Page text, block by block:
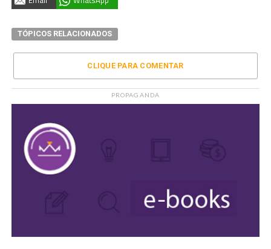
TÓPICOS RELACIONADOS
CLIQUE PARA COMENTAR
PROPAGANDA